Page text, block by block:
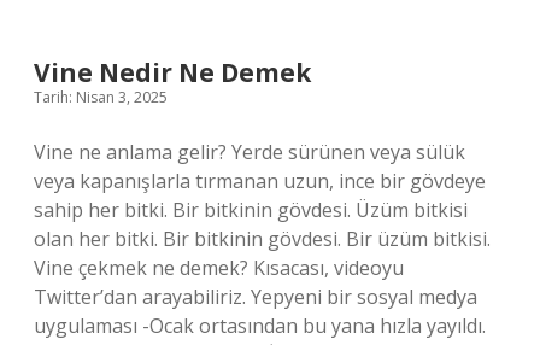
Vine Nedir Ne Demek
Tarih: Nisan 3, 2025
Vine ne anlama gelir? Yerde sürünen veya sülük
veya kapanışlarla tırmanan uzun, ince bir gövdeye
sahip her bitki. Bir bitkinin gövdesi. Üzüm bitkisi
olan her bitki. Bir bitkinin gövdesi. Bir üzüm bitkisi.
Vine çekmek ne demek? Kısacası, videoyu
Twitter’dan arayabiliriz. Yepyeni bir sosyal medya
uygulaması -Ocak ortasından bu yana hızla yayıldı.